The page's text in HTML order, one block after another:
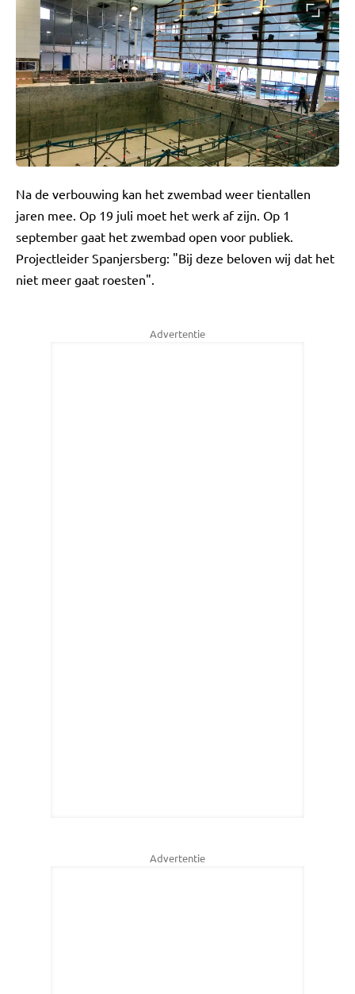
Na de verbouwing kan het zwembad weer tientallen
jaren mee. Op 19 juli moet het werk af zijn. Op 1
september gaat het zwembad open voor publiek.
Projectleider Spanjersberg: "Bij deze beloven wij dat het
niet meer gaat roesten".
Advertentie
Advertentie